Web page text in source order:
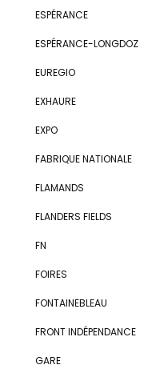
ESPÉRANCE
ESPÉRANCE-LONGDOZ
EUREGIO
EXHAURE
EXPO
FABRIQUE NATIONALE
FLAMANDS
FLANDERS FIELDS
FN
FOIRES
FONTAINEBLEAU
FRONT INDÉPENDANCE
GARE